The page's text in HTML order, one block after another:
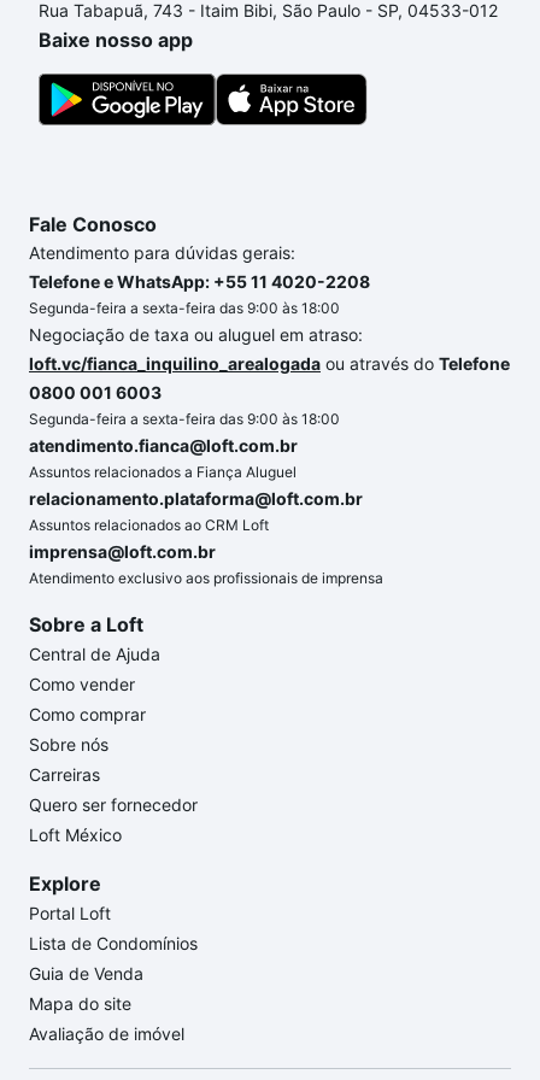
o imóvel dos seus sonhos com segurança e
conforto. Loft, com você até as chaves.
Rua Tabapuã, 743 - Itaim Bibi, São Paulo - SP, 04533-012
Baixe nosso app
Fale Conosco
Atendimento para dúvidas gerais:
Telefone e WhatsApp: +55 11 4020-2208
Segunda-feira a sexta-feira das 9:00 às 18:00
Negociação de taxa ou aluguel em atraso:
loft.vc/fianca_inquilino_arealogada ou através do Telefone
0800 001 6003
Segunda-feira a sexta-feira das 9:00 às 18:00
atendimento.fianca@loft.com.br
Assuntos relacionados a Fiança Aluguel
relacionamento.plataforma@loft.com.br
Assuntos relacionados ao CRM Loft
imprensa@loft.com.br
Atendimento exclusivo aos profissionais de imprensa
Sobre a Loft
Central de Ajuda
Como vender
Como comprar
Sobre nós
Carreiras
Quero ser fornecedor
Loft México
Explore
Portal Loft
Lista de Condomínios
Guia de Venda
Mapa do site
Avaliação de imóvel